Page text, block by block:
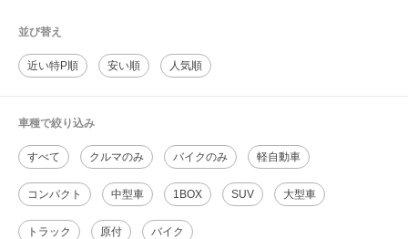
並び替え
近い特P順 安い順 人気順
車種で絞り込み
すべて クルマのみ バイクのみ 軽自動車
コンパクト 中型車 1BOX SUV 大型車
トラック 原付 バイク